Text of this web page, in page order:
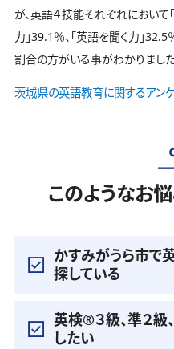
が、英語４技能それぞれにおいて
力」39.1％、「英語を聞く力」
割合の方がいる事がわかりました
茨城県の英語教育に関するアン
このようなお
かすみがうら市で
探している
英検®️３級、準２級
したい